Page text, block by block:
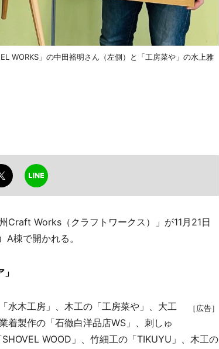
WORKS」の中田裕明さん（左側）と「工房菜や」の水上雅
Works（クラフトワークス）」が11月21日
棟で開かれる。
［広告］
水木工房」、木工の「工房菜や」、大工
着製作の「石徹白洋品店WS」、刺しゅ
WOOD」、竹細工の「TIKUYU」、木工の